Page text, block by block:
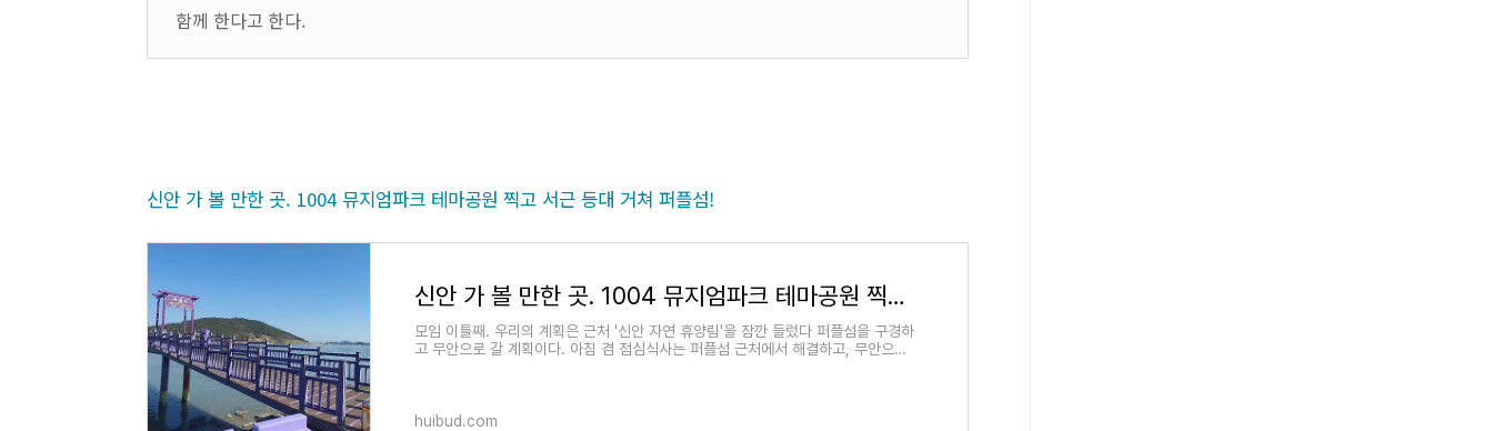
함께 한다고 한다.
신안 가 볼 만한 곳. 1004 뮤지엄파크 테마공원 찍고 서근 등대 거쳐 퍼플섬!
신안 가 볼 만한 곳. 1004 뮤지엄파크 테마공원 찍고 서근 등대 거쳐 퍼플섬!
모임 이틀째. 우리의 계획은 근처 '신안 자연 휴양림'을 잠깐 들렀다 퍼플섬을 구경하
고 무안으로 갈 계획이다. 아침 겸 점심식사는 퍼플섬 근처에서 해결하고, 무안으로
huibud.com